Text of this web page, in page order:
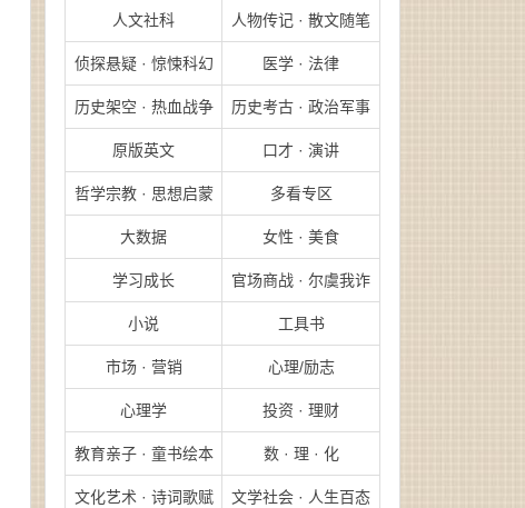
人文社科 人物传记 · 散文随笔
侦探悬疑 · 惊悚科幻 医学 · 法律
历史架空 · 热血战争 历史考古 · 政治军事
原版英文 口才 · 演讲
哲学宗教 · 思想启蒙 多看专区
大数据 女性 · 美食
学习成长 官场商战 · 尔虞我诈
小说 工具书
市场 · 营销 心理/励志
心理学 投资 · 理财
教育亲子 · 童书绘本 数 · 理 · 化
文化艺术 · 诗词歌赋 文学社会 · 人生百态